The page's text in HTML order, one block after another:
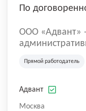
По
ООО «Адвант»
юридических
Прямой работодатель
Адвант
Москва